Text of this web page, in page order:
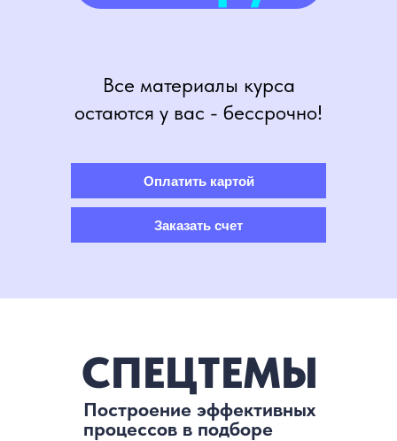
Все материалы курса
остаются у вас - бессрочно!
Оплатить картой
Заказать счет
СПЕЦТЕМЫ
Построение эффективных
процессов в подборе